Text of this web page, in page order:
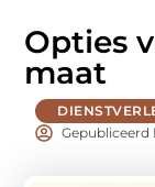
Opties
maat
Gepubliceerd